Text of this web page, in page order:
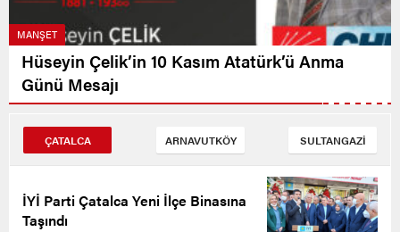
MANŞET
Hüseyin Çelik’in 10 Kasım Atatürk’ü Anma
Günü Mesajı
ÇATALCA ARNAVUTKÖY SULTANGAZİ
İYİ Parti Çatalca Yeni İlçe Binasına
Taşındı